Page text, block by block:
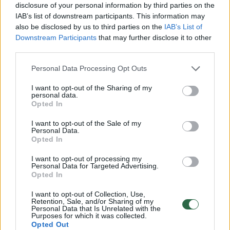
disclosure of your personal information by third parties on the
IAB’s list of downstream participants. This information may
also be disclosed by us to third parties on the IAB’s List of
Downstream Participants that may further disclose it to other
Personal Data Processing Opt Outs
I want to opt-out of the Sharing of my
personal data.
Opted In
I want to opt-out of the Sale of my
Personal Data.
Opted In
I want to opt-out of processing my
Personal Data for Targeted Advertising.
Opted In
I want to opt-out of Collection, Use,
Retention, Sale, and/or Sharing of my
Personal Data that Is Unrelated with the
Purposes for which it was collected.
Opted Out
Auklėtinius po pergalės prieš
„Rytą“ gyręs klaipėdiečių
Italijos
Dabar visi „Panathinaikos“ vadina favoritais
dėl triumfo tiek Eurolygoje, tiek ir Graikijos
pirmenybėse. Tačiau kitos komandos irgi
nusipirko garsių žaidėjų, sulipdė puikias
rungtynės yra finalo vertės. Kartais, kai
bandau užmigti, pagalvoju apie tai. Pernai